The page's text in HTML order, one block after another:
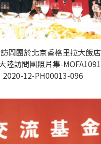
問團於北京香格里拉大飯
陸訪問團照片集-
2020-12-PH00013-096